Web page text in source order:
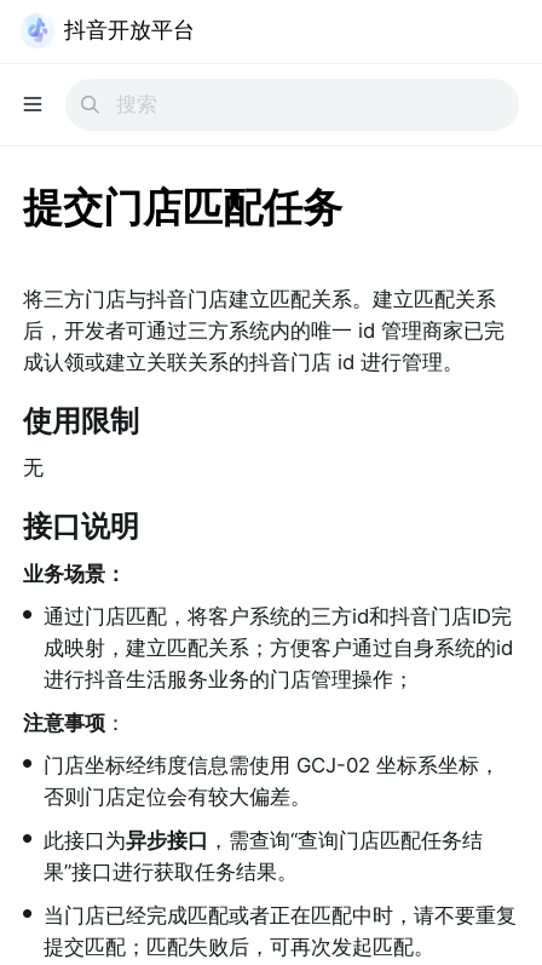
抖音开放平台
提交门店匹配任务
将三方门店与抖音门店建立匹配关系。建立匹配关系
后，开发者可通过三方系统内的唯一 id 管理商家已完
成认领或建立关联关系的抖音门店 id 进行管理。
使用限制
无
接口说明
业务场景：
• 通过门店匹配，将客户系统的三方id和抖音门店ID完
成映射，建立匹配关系；方便客户通过自身系统的id
进行抖音生活服务业务的门店管理操作；
注意事项 ：
• 门店坐标经纬度信息需使用 GCJ-02 坐标系坐标，
否则门店定位会有较大偏差。
• 此接口为异步接口 ，需查询“查询门店匹配任务结
果”接口进行获取任务结果。
• 当门店已经完成匹配或者正在匹配中时，请不要重复
提交匹配；匹配失败后，可再次发起匹配。